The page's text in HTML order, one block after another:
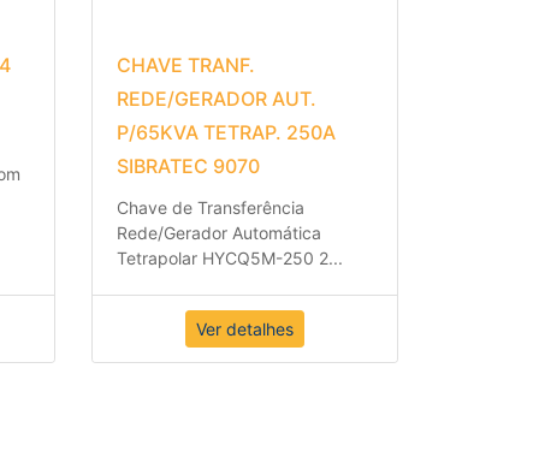
CHAVE TRANF.
REDE/GERADOR AUT.
P/65KVA TETRAP. 250A
SIBRATEC 9070
Chave de Transferência
Rede/Gerador Automática
Tetrapolar HYCQ5M-250 2